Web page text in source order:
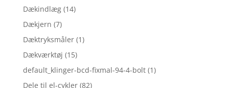
Dækindlæg (14)
Dækjern (7)
Dæktryksmåler (1)
Dækværktøj (15)
default_klinger-bcd-fixmal-94-4-bolt (1)
Dele til el-cykler (82)